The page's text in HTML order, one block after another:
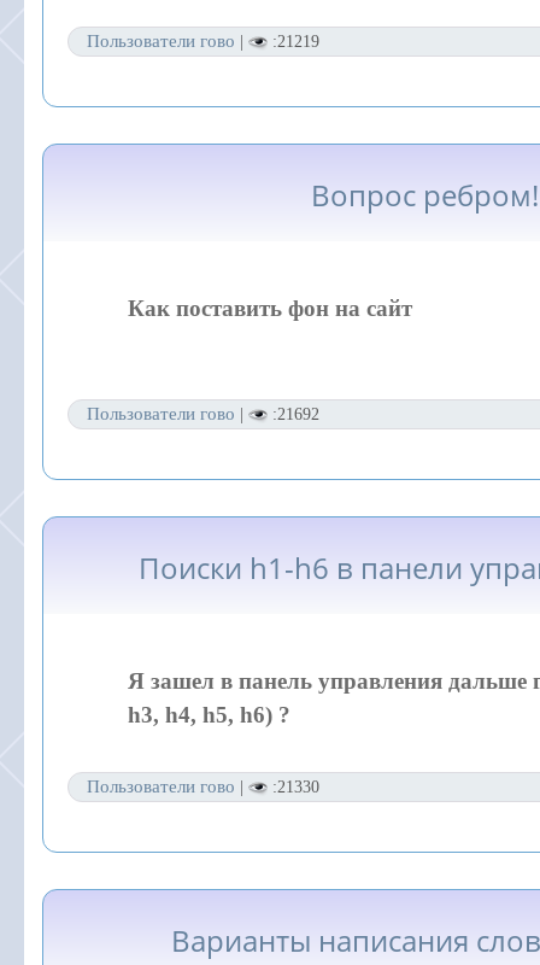
Пользователи гово :21219
Вопрос ребром!
Как поставить фон на сайт
Пользователи гово :21692
Поиски h1-h6 в панели
Я зашел в панель управления дальше
h3, h4, h5, h6) ?
Пользователи гово :21330
Варианты написания